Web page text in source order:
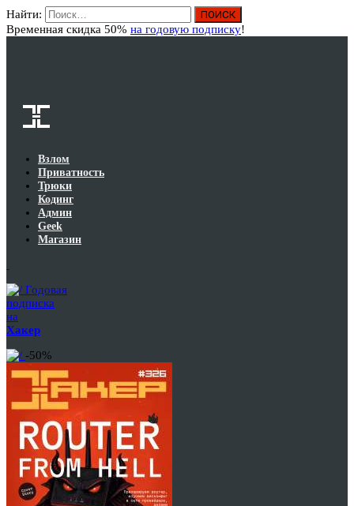
Найти:
Временная скидка 50% на годовую подписку!
Взлом
Приватность
Трюки
Кодинг
Админ
Geek
Магазин
Годовая
подписка
на
Хакер
-50%